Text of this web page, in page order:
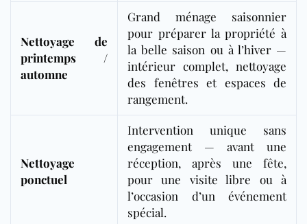
Nettoyage de
printemps /
automne
Grand ménage saisonnier
pour préparer la propriété à
la belle saison ou à l’hiver —
intérieur complet, nettoyage
des fenêtres et espaces de
rangement.
Nettoyage
ponctuel
Intervention unique sans
engagement — avant une
réception, après une fête,
pour une visite libre ou à
l’occasion d’un événement
spécial.